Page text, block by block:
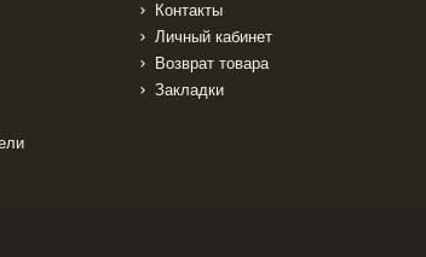
Контакты
Личный кабинет
Возврат товара
Закладки